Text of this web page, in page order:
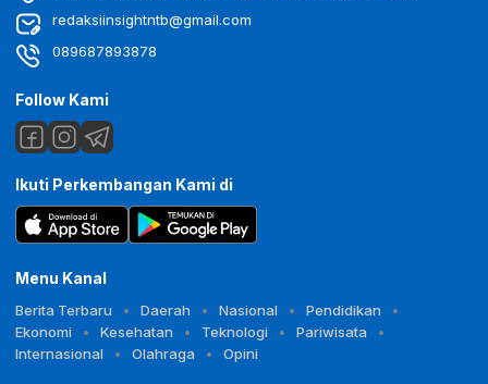
redaksiinsightntb@gmail.com
089687893878
Follow Kami
Ikuti Perkembangan Kami di
Menu Kanal
Berita Terbaru Daerah Nasional
Pendidikan
Ekonomi
Kesehatan Teknologi
Pariwisata
Internasional
Olahraga Opini